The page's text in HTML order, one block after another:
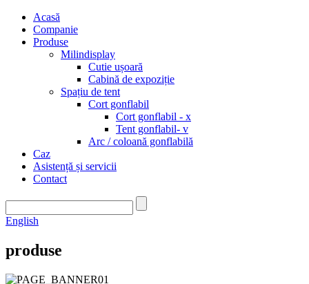
Acasă
Companie
Produse
Milindisplay
Cutie ușoară
Cabină de expoziție
Spațiu de tent
Cort gonflabil
Cort gonflabil - x
Tent gonflabil- v
Arc / coloană gonflabilă
Caz
Asistență și servicii
Contact
English
produse